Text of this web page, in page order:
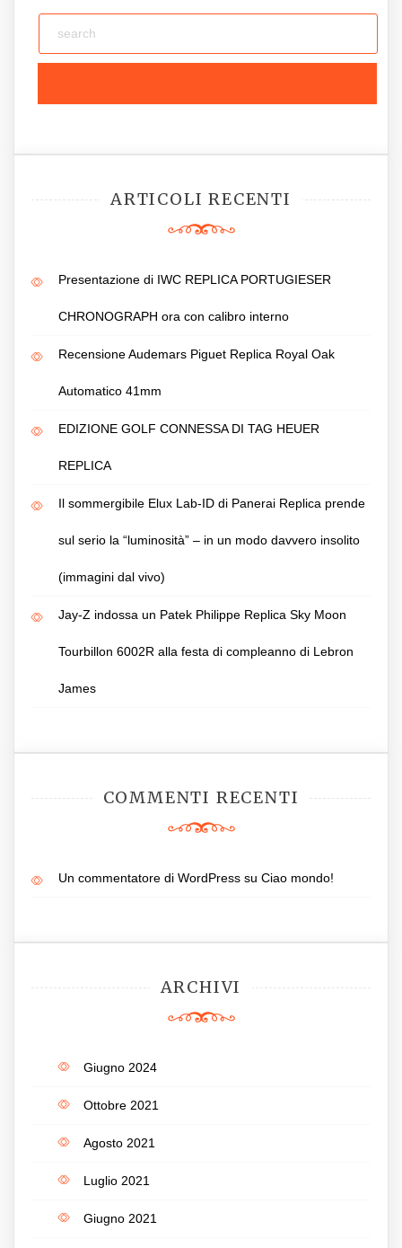
ARTICOLI RECENTI
Presentazione di IWC REPLICA PORTUGIESER
CHRONOGRAPH ora con calibro interno
Recensione Audemars Piguet Replica Royal Oak
Automatico 41mm
EDIZIONE GOLF CONNESSA DI TAG HEUER
REPLICA
Il sommergibile Elux Lab-ID di Panerai Replica prende
sul serio la “luminosità” – in un modo davvero insolito
(immagini dal vivo)
Jay-Z indossa un Patek Philippe Replica Sky Moon
Tourbillon 6002R alla festa di compleanno di Lebron
James
COMMENTI RECENTI
Un commentatore di WordPress su Ciao mondo!
ARCHIVI
Giugno 2024
Ottobre 2021
Agosto 2021
Luglio 2021
Giugno 2021